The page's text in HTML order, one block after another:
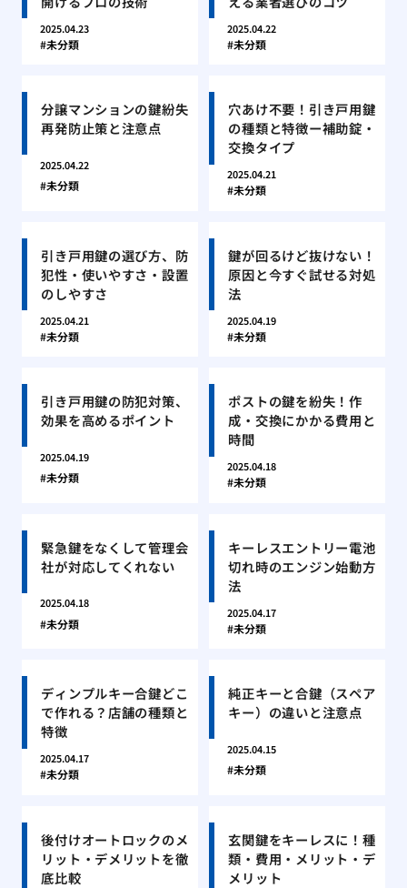
2025.04.23
未分類
2025.04.22
未分類
分譲マンションの鍵紛失
再発防止策と注意点
2025.04.22
未分類
穴あけ不要！引き戸用鍵
の種類と特徴ー補助錠・
交換タイプ
2025.04.21
未分類
引き戸用鍵の選び方、防
犯性・使いやすさ・設置
のしやすさ
2025.04.21
未分類
鍵が回るけど抜けない！
原因と今すぐ試せる対処
法
2025.04.19
未分類
引き戸用鍵の防犯対策、
効果を高めるポイント
2025.04.19
未分類
ポストの鍵を紛失！作
成・交換にかかる費用と
時間
2025.04.18
未分類
緊急鍵をなくして管理会
社が対応してくれない
2025.04.18
未分類
キーレスエントリー電池
切れ時のエンジン始動方
法
2025.04.17
未分類
ディンプルキー合鍵どこ
で作れる？店舗の種類と
特徴
2025.04.17
未分類
純正キーと合鍵（スペア
キー）の違いと注意点
2025.04.15
未分類
後付けオートロックのメ
リット・デメリットを徹
底比較
玄関鍵をキーレスに！種
類・費用・メリット・デ
メリット